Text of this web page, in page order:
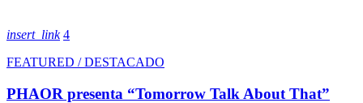
insert_link 4
FEATURED / DESTACADO
PHAOR presenta “Tomorrow Talk About That”